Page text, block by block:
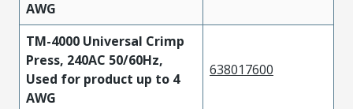
AWG
TM-4000 Universal Crimp
Press, 240AC 50/60Hz,
Used for product up to 4
AWG
638017600